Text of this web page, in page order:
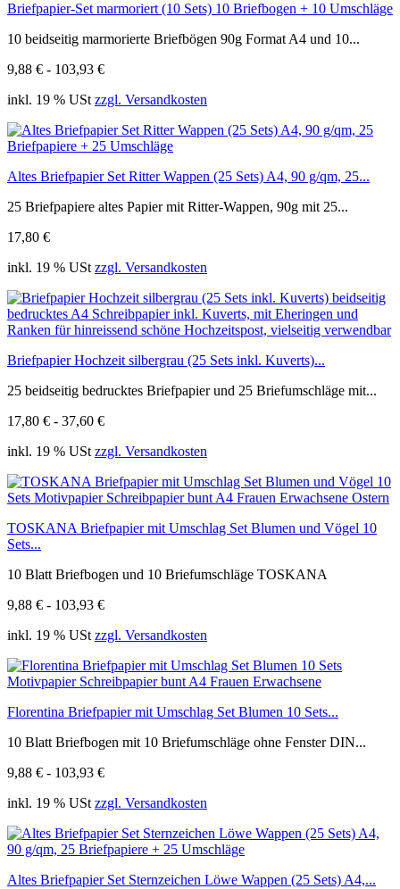
Briefpapier-Set marmoriert (10 Sets) 10 Briefbogen + 10 Umschläge
10 beidseitig marmorierte Briefbögen 90g Format A4 und 10...
9,88 € - 103,93 €
inkl. 19 % USt zzgl. Versandkosten
Altes Briefpapier Set Ritter Wappen (25 Sets) A4, 90 g/qm, 25...
25 Briefpapiere altes Papier mit Ritter-Wappen, 90g mit 25...
17,80 €
inkl. 19 % USt zzgl. Versandkosten
Briefpapier Hochzeit silbergrau (25 Sets inkl. Kuverts)...
25 beidseitig bedrucktes Briefpapier und 25 Briefumschläge mit...
17,80 € - 37,60 €
inkl. 19 % USt zzgl. Versandkosten
TOSKANA Briefpapier mit Umschlag Set Blumen und Vögel 10
Sets...
10 Blatt Briefbogen und 10 Briefumschläge TOSKANA
9,88 € - 103,93 €
inkl. 19 % USt zzgl. Versandkosten
Florentina Briefpapier mit Umschlag Set Blumen 10 Sets...
10 Blatt Briefbogen mit 10 Briefumschläge ohne Fenster DIN...
9,88 € - 103,93 €
inkl. 19 % USt zzgl. Versandkosten
Altes Briefpapier Set Sternzeichen Löwe Wappen (25 Sets) A4,...